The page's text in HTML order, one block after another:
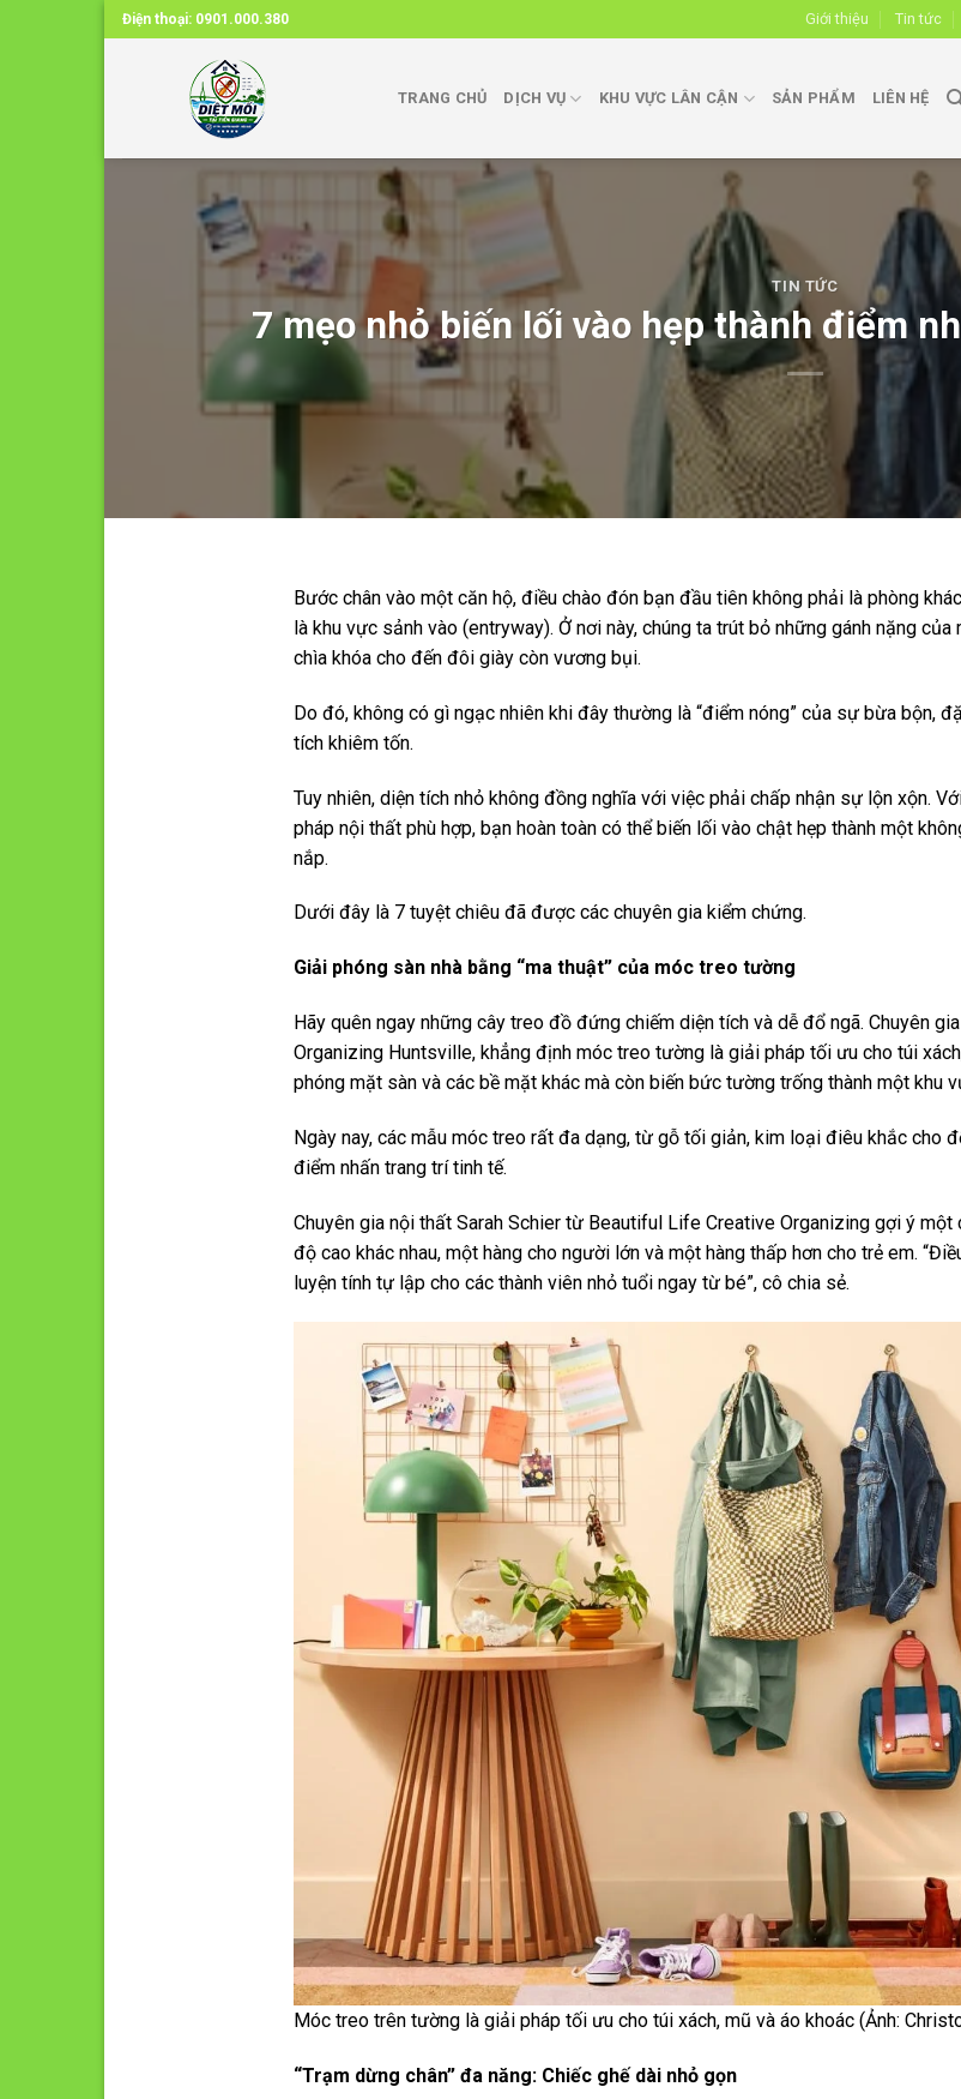
Skip
to
Điện thoại: 0901.000.380 Giới thiệu Tin tức
TRANG CHỦ DỊCH VỤ KHU VỰC LÂN CẬN SẢN PHẨM LIÊN HỆ
TIN TỨC
7 mẹo nhỏ biến lối vào hẹp thành điểm
Bước chân vào một căn hộ, điều chào đón bạn đầu tiên không phải là phòng
là khu vực sảnh vào (entryway). Ở nơi này, chúng ta trút bỏ những gánh nặng
chìa khóa cho đến đôi giày còn vương bụi.
Do đó, không có gì ngạc nhiên khi đây thường là “điểm nóng” của sự bừa bộn,
tích khiêm tốn.
Tuy nhiên, diện tích nhỏ không đồng nghĩa với việc phải chấp nhận sự lộn xộn.
pháp nội thất phù hợp, bạn hoàn toàn có thể biến lối vào chật hẹp thành một
nắp.
Dưới đây là 7 tuyệt chiêu đã được các chuyên gia kiểm chứng.
Giải phóng sàn nhà bằng “ma thuật” của móc treo tường
Hãy quên ngay những cây treo đồ đứng chiếm diện tích và dễ đổ ngã. Chuyên
Organizing Huntsville, khẳng định móc treo tường là giải pháp tối ưu cho túi
phóng mặt sàn và các bề mặt khác mà còn biến bức tường trống thành một khu
Ngày nay, các mẫu móc treo rất đa dạng, từ gỗ tối giản, kim loại điêu khắc cho
điểm nhấn trang trí tinh tế.
Chuyên gia nội thất Sarah Schier từ Beautiful Life Creative Organizing gợi ý
độ cao khác nhau, một hàng cho người lớn và một hàng thấp hơn cho trẻ em.
luyện tính tự lập cho các thành viên nhỏ tuổi ngay từ bé”, cô chia sẻ.
Móc treo trên tường là giải pháp tối ưu cho túi xách, mũ và áo khoác (Ảnh:
“Trạm dừng chân” đa năng: Chiếc ghế dài nhỏ gọn